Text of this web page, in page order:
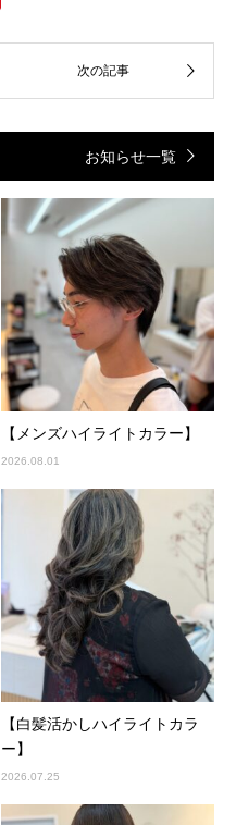
お知らせ一覧
【メンズハイライトカラー】
2026.08.01
【白髪活かしハイライトカラ
ー】
2026.07.25